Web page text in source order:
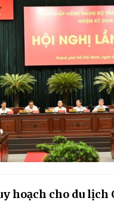
hoạch cho du lịch